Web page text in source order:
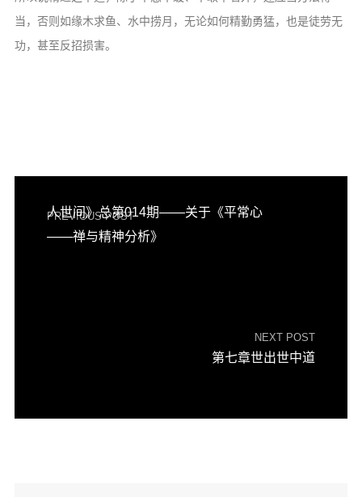
当，否则如缘木求鱼、水中捞月，无论如何精勤勇猛，也是徒劳无
功，甚至反招损害。
PREVIOUS POST
人世间》总第014期——关于《平常心
——禅与精神分析》
NEXT POST
第七章世出世中道